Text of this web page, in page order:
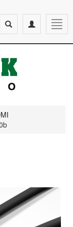
Toggle
navigation
Toggle
search